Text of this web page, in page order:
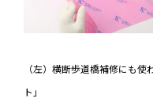
（左）横断歩道橋補修にも
ト」